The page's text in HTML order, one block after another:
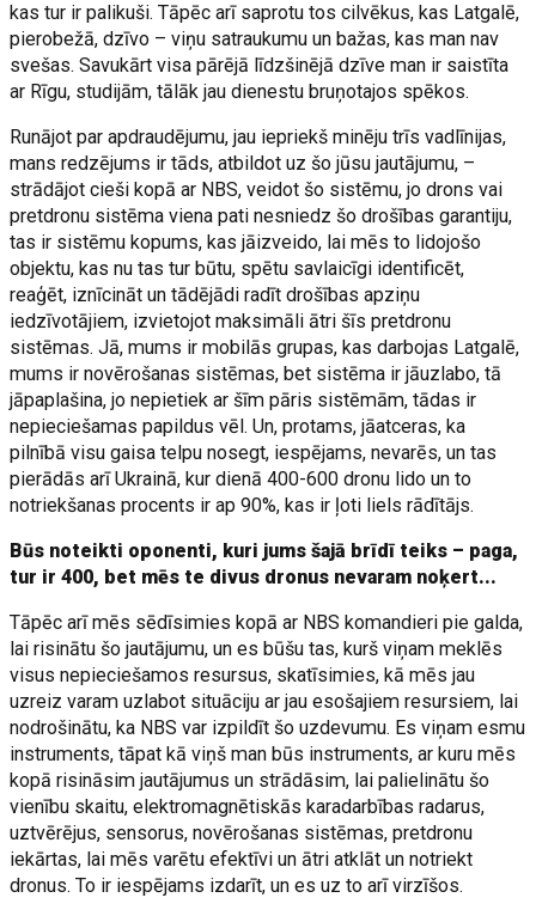
kas tur ir palikuši. Tāpēc arī saprotu tos cilvēkus, kas Latgalē,
pierobežā, dzīvo – viņu satraukumu un bažas, kas man nav
svešas. Savukārt visa pārējā līdzšinējā dzīve man ir saistīta
ar Rīgu, studijām, tālāk jau dienestu bruņotajos spēkos.
Runājot par apdraudējumu, jau iepriekš minēju trīs vadlīnijas,
mans redzējums ir tāds, atbildot uz šo jūsu jautājumu, –
strādājot cieši kopā ar NBS, veidot šo sistēmu, jo drons vai
pretdronu sistēma viena pati nesniedz šo drošības garantiju,
tas ir sistēmu kopums, kas jāizveido, lai mēs to lidojošo
objektu, kas nu tas tur būtu, spētu savlaicīgi identificēt,
reaģēt, iznīcināt un tādējādi radīt drošības apziņu
iedzīvotājiem, izvietojot maksimāli ātri šīs pretdronu
sistēmas. Jā, mums ir mobilās grupas, kas darbojas Latgalē,
mums ir novērošanas sistēmas, bet sistēma ir jāuzlabo, tā
jāpaplašina, jo nepietiek ar šīm pāris sistēmām, tādas ir
nepieciešamas papildus vēl. Un, protams, jāatceras, ka
pilnībā visu gaisa telpu nosegt, iespējams, nevarēs, un tas
pierādās arī Ukrainā, kur dienā 400-600 dronu lido un to
notriekšanas procents ir ap 90%, kas ir ļoti liels rādītājs.
Būs noteikti oponenti, kuri jums šajā brīdī teiks – paga,
tur ir 400, bet mēs te divus dronus nevaram noķert...
Tāpēc arī mēs sēdīsimies kopā ar NBS komandieri pie galda,
lai risinātu šo jautājumu, un es būšu tas, kurš viņam meklēs
visus nepieciešamos resursus, skatīsimies, kā mēs jau
uzreiz varam uzlabot situāciju ar jau esošajiem resursiem, lai
nodrošinātu, ka NBS var izpildīt šo uzdevumu. Es viņam esmu
instruments, tāpat kā viņš man būs instruments, ar kuru mēs
kopā risināsim jautājumus un strādāsim, lai palielinātu šo
vienību skaitu, elektromagnētiskās karadarbības radarus,
uztvērējus, sensorus, novērošanas sistēmas, pretdronu
iekārtas, lai mēs varētu efektīvi un ātri atklāt un notriekt
dronus. To ir iespējams izdarīt, un es uz to arī virzīšos.